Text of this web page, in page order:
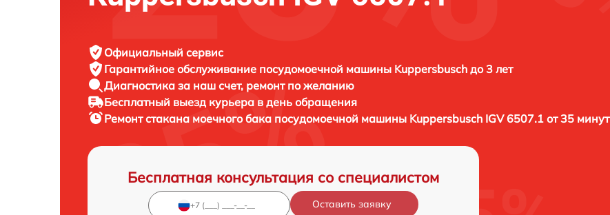
Официальный сервис
Гарантийное обслуживание посудомоечной машины Kuppersbusch до 3 лет
Диагностика за наш счет, ремонт по желанию
Бесплатный выезд курьера в день обращения
Ремонт стакана моечного бака посудомоечной машины Kuppersbusch IGV 6507.1 от 35 минут
Бесплатная консультация со специалистом
Оставить заявку